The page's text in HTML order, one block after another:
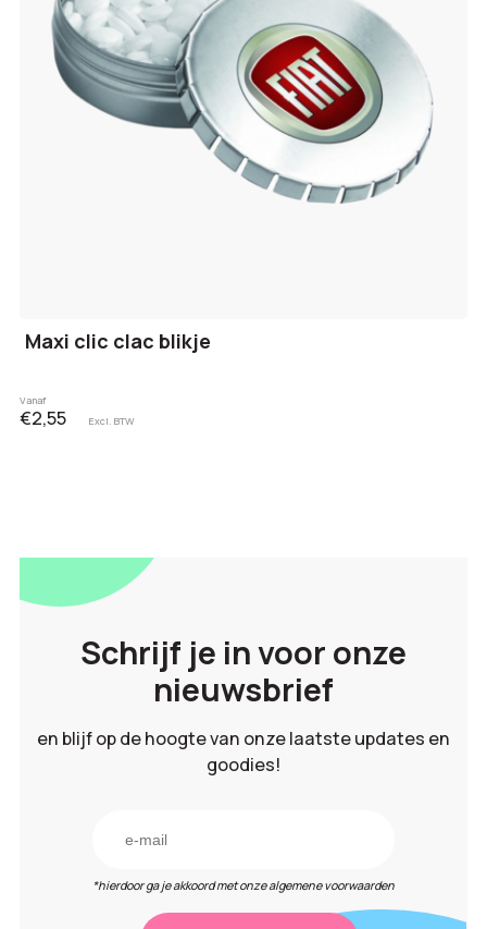
Maxi clic clac blikje
Vanaf
€2,55 Excl. BTW
Schrijf je in voor onze
nieuwsbrief
en blijf op de hoogte van onze laatste updates en
goodies!
*hierdoor ga je akkoord met onze algemene voorwaarden